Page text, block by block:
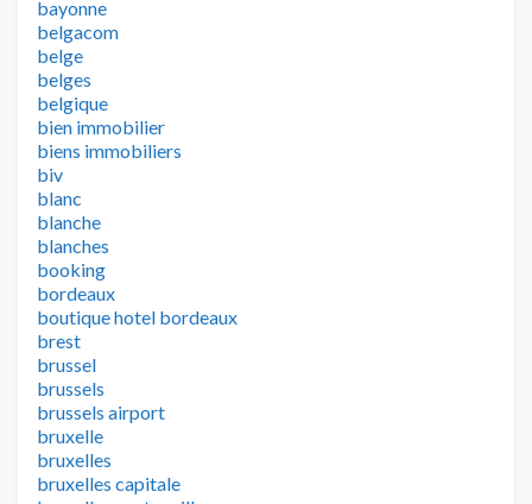
bayonne
belgacom
belge
belges
belgique
bien immobilier
biens immobiliers
biv
blanc
blanche
blanches
booking
bordeaux
boutique hotel bordeaux
brest
brussel
brussels
brussels airport
bruxelle
bruxelles
bruxelles capitale